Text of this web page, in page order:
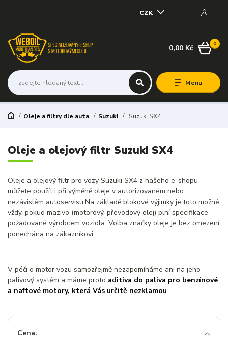
Menu
CZK
0
0,00 Kč
Oleje a filtry dle auta Suzuki Suzuki SX4
Oleje a olejový filtr Suzuki SX4
Oleje a olejový filtr pro vozy Suzuki SX4 z našeho e-shopu
můžete použít i při výměně oleje v autorizovaném nebo
nezávislém autoservisu.Na základě blokové výjimky je toto možné
vždy, pokud mazivo (motorový, převodový olej) plní specifikace
požadované výrobcem vozidla. Volba značky oleje je bez omezení
ponechána na zákazníkovi.
V péči o motor vozu samozřejmě nezapomínáme ani na jeho
palivový systém a máme proto aditiva do paliva pro benzínové
a naftové motory, která Vás určitě nezklamou.
Cena: